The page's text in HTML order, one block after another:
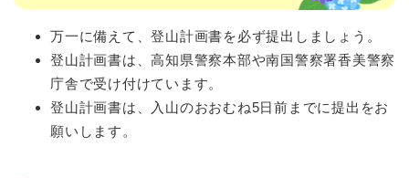
万一に備えて、登山計画書を必ず提出しましょう。
登山計画書は、高知県警察本部や南国警察署香美警察
庁舎で受け付けています。
登山計画書は、入山のおおむね5日前までに提出をお
願いします。